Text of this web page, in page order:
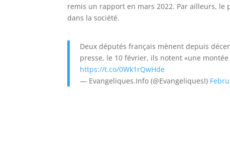
remis un rapport en mars 2022. Par ailleurs,
dans la société.
Deux députés français mènent depuis
presse, le 10 février, ils notent «une
https://t.co/0Wk1rQwHde
— Evangeliques.Info (@EvangeliquesI)